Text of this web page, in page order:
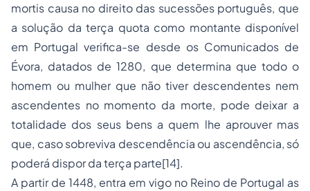
mortis causa no direito das sucessões português, que
a solução da terça quota como montante disponível
em Portugal verifica-se desde os Comunicados de
Évora, datados de 1280, que determina que todo o
homem ou mulher que não tiver descendentes nem
ascendentes no momento da morte, pode deixar a
totalidade dos seus bens a quem lhe aprouver mas
que, caso sobreviva descendência ou ascendência, só
poderá dispor da terça parte[14].
A partir de 1448, entra em vigo no Reino de Portugal as